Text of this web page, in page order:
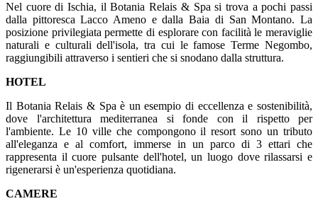
Nel cuore di Ischia, il Botania Relais & Spa si trova a pochi passi
dalla pittoresca Lacco Ameno e dalla Baia di San Montano. La
posizione privilegiata permette di esplorare con facilità le meraviglie
naturali e culturali dell'isola, tra cui le famose Terme Negombo,
raggiungibili attraverso i sentieri che si snodano dalla struttura.
HOTEL
Il Botania Relais & Spa è un esempio di eccellenza e sostenibilità,
dove l'architettura mediterranea si fonde con il rispetto per
l'ambiente. Le 10 ville che compongono il resort sono un tributo
all'eleganza e al comfort, immerse in un parco di 3 ettari che
rappresenta il cuore pulsante dell'hotel, un luogo dove rilassarsi e
rigenerarsi è un'esperienza quotidiana.
CAMERE